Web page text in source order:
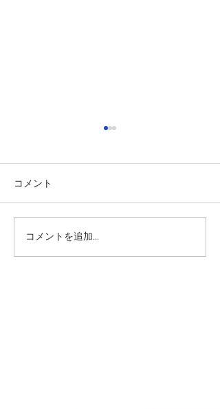
突然の車の傷 応急処置ス
テップ
コメント
コメントを追加…